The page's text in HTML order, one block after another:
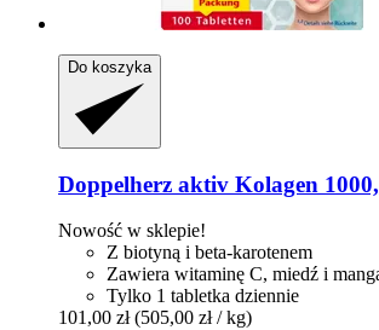
Do koszyka
Doppelherz aktiv Kolagen
Nowość w sklepie!
Z biotyną i beta-karotenem
Zawiera witaminę C, miedź i
Tylko 1 tabletka dziennie
101,00 zł (505,00 zł / kg)